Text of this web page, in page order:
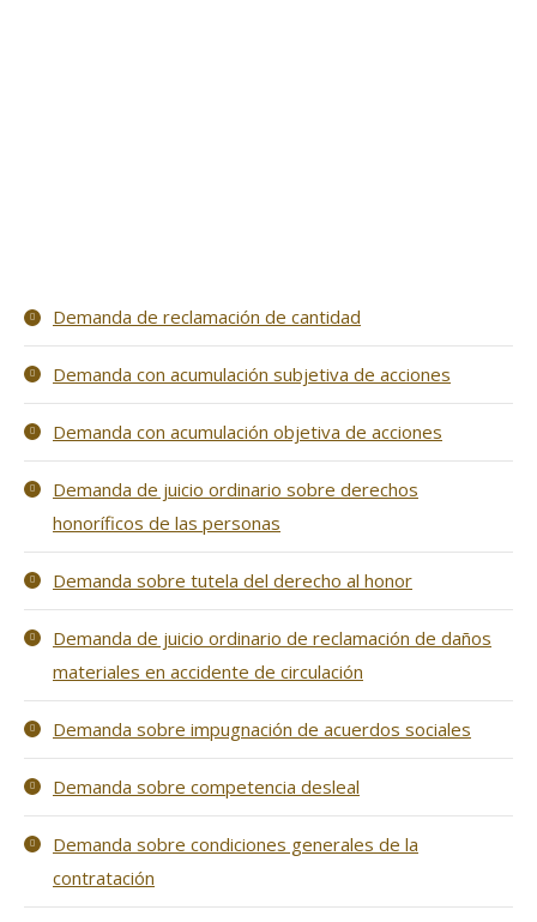
Demanda de reclamación de cantidad
Demanda con acumulación subjetiva de acciones
Demanda con acumulación objetiva de acciones
Demanda de juicio ordinario sobre derechos
honoríficos de las personas
Demanda sobre tutela del derecho al honor
Demanda de juicio ordinario de reclamación de daños
materiales en accidente de circulación
Demanda sobre impugnación de acuerdos sociales
Demanda sobre competencia desleal
Demanda sobre condiciones generales de la
contratación